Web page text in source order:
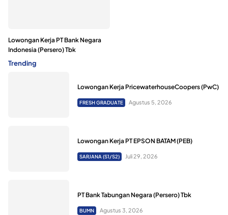
Lowongan Kerja PT Bank Negara
Indonesia (Persero) Tbk
Trending
Lowongan Kerja PricewaterhouseCoopers (PwC)
FRESH GRADUATE Agustus 5, 2026
Lowongan Kerja PT EPSON BATAM (PEB)
SARJANA (S1/S2) Juli 29, 2026
PT Bank Tabungan Negara (Persero) Tbk
BUMN Agustus 3, 2026